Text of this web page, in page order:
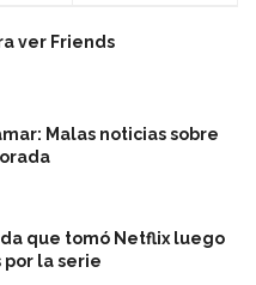
ver Friends
Malas noticias sobre
que tomó Netflix luego
la serie